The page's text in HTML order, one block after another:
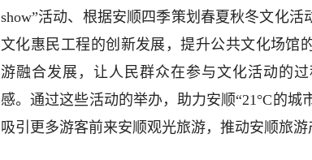
show”活动、根据安顺四季策划春夏秋冬文化
文化惠民工程的创新发展，提升公共文化场馆
游融合发展，让人民群众在参与文化活动的
感。通过这些活动的举办，助力安顺“21°C的城
吸引更多游客前来安顺观光旅游，推动安顺旅游